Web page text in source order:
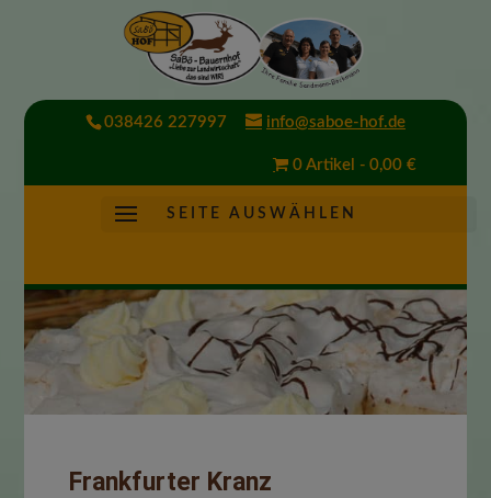
038426 227997 info@saboe-hof.de
0 Artikel 0,00 €
S E I T E A U S W Ä H L E N
Frankfurter Kranz